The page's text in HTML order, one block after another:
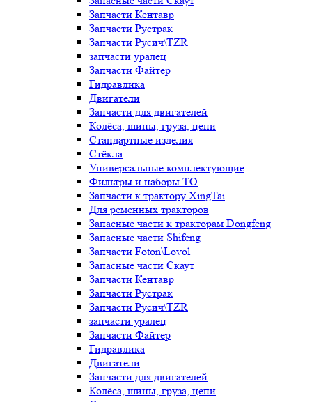
Запчасти Кентавр
Запчасти Рустрак
Запчасти Русич\TZR
запчасти уралец
Запчасти Файтер
Гидравлика
Двигатели
Запчасти для двигателей
Колёса, шины, груза, цепи
Стандартные изделия
Стёкла
Универсальные комплектующие
Фильтры и наборы ТО
Запчасти к трактору XingTai
Для ременных тракторов
Запасные части к тракторам Dongfeng
Запасные части Shifeng
Запчасти Foton\Lovol
Запасные части Скаут
Запчасти Кентавр
Запчасти Рустрак
Запчасти Русич\TZR
запчасти уралец
Запчасти Файтер
Гидравлика
Двигатели
Запчасти для двигателей
Колёса, шины, груза, цепи